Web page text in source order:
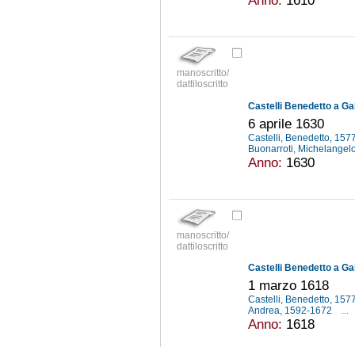
manoscritto/
dattiloscritto
Castelli Benedetto a
6 aprile 1630
Castelli, Benedetto,
Buonarroti,
Anno: 1630
manoscritto/
dattiloscritto
Castelli Benedetto a
1 marzo 1618
Castelli, Benedetto,
Andrea, 1592-1672
...
Anno: 1618